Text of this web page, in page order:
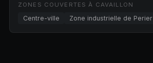
ZONES COUVERTES À CAVAILLON
Centre-ville Zone industrielle de Perier